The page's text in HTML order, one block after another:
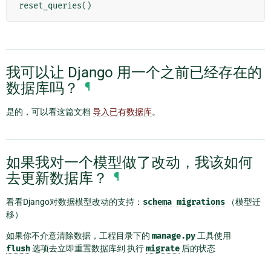
reset_queries()
我可以让 Django 用一个之前已经存在的
数据库吗？
¶
是的，可以看这篇文档 导入已有数据库。
如果我对一个模型做了改动，我该如何
去更新数据库？
¶
看看Django对数据模型改动的支持： schema migrations （模型迁
移）
如果你不介意清除数据，工程目录下的 manage.py 工具使用
flush选项去立即重置数据库到 执行migrate 后的状态